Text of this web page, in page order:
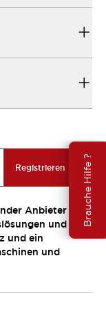
Brauche Hilfe ?
Registrieren
Anbieter
und
und ein
und